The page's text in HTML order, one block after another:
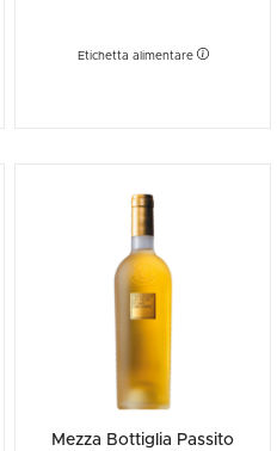
Etichetta alimentare
Mezza Bottiglia Passito